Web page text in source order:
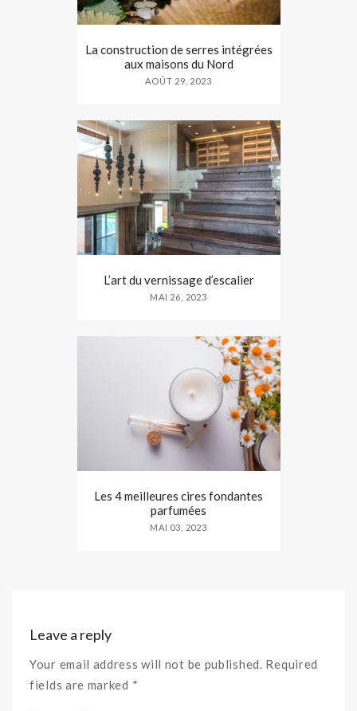
La construction de serres intégrées
aux maisons du Nord
AOÛT 29, 2023
L’art du vernissage d’escalier
MAI 26, 2023
Les 4 meilleures cires fondantes
parfumées
MAI 03, 2023
Leave a reply
Your email address will not be published. Required
fields are marked *